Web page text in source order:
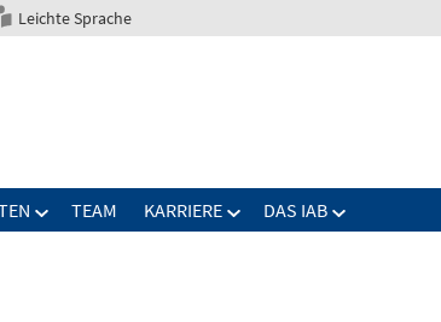
Leichte Sprache
TEAM KARRIERE DAS IAB